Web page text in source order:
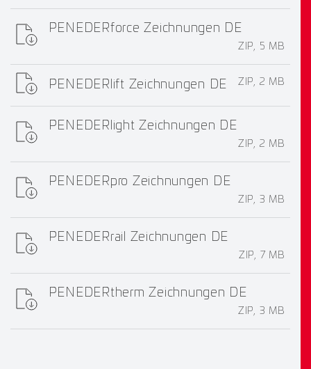
PENEDERforce Zeichnungen DE
ZIP, 5 MB
PENEDERlift Zeichnungen DE ZIP, 2 MB
PENEDERlight Zeichnungen DE
ZIP, 2 MB
PENEDERpro Zeichnungen DE
ZIP, 3 MB
PENEDERrail Zeichnungen DE
ZIP, 7 MB
PENEDERtherm Zeichnungen DE
ZIP, 3 MB